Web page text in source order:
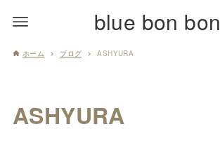
blue bon bon
ホーム ブログ ASHYURA
ASHYURA